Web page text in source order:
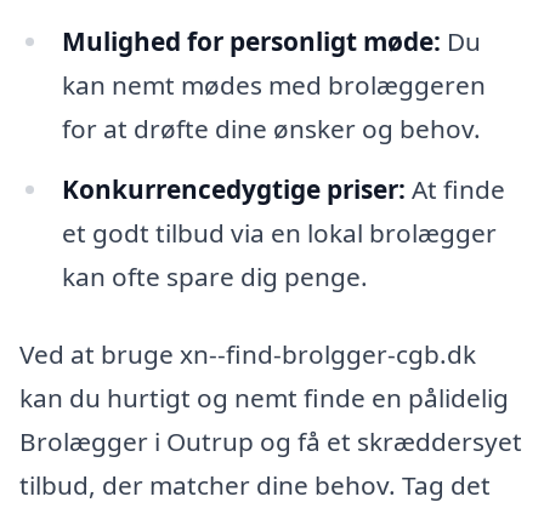
Mulighed for personligt møde: Du
kan nemt mødes med brolæggeren
for at drøfte dine ønsker og behov.
Konkurrencedygtige priser: At finde
et godt tilbud via en lokal brolægger
kan ofte spare dig penge.
Ved at bruge xn--find-brolgger-cgb.dk
kan du hurtigt og nemt finde en pålidelig
Brolægger i Outrup og få et skræddersyet
tilbud, der matcher dine behov. Tag det